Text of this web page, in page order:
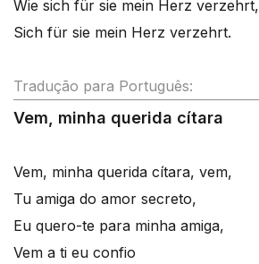
Wie sich für sie mein Herz verzehrt,
Sich für sie mein Herz verzehrt.
Tradução para Português:
Vem, minha querida cítara
Vem, minha querida cítara, vem,
Tu amiga do amor secreto,
Eu quero-te para minha amiga,
Vem a ti eu confio